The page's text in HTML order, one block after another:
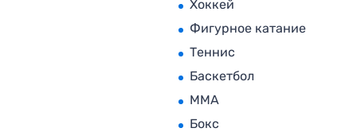
Хоккей
Фигурное катание
Теннис
Баскетбол
MMA
Бокс